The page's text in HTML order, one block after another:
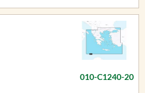
010-C1240-20